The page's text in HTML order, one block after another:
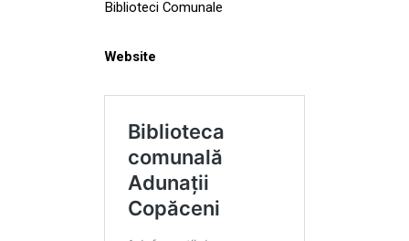
Biblioteci Comunale
Website